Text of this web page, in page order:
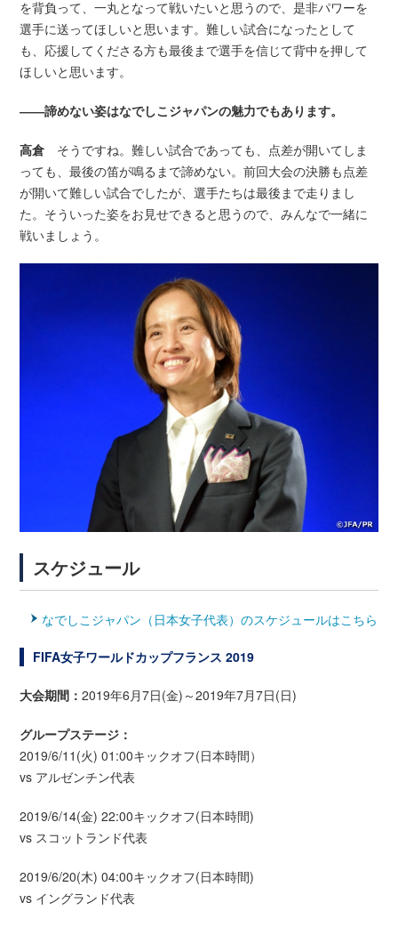
を背負って、一丸となって戦いたいと思うので、是非パワーを
選手に送ってほしいと思います。難しい試合になったとして
も、応援してくださる方も最後まで選手を信じて背中を押して
ほしいと思います。
――諦めない姿はなでしこジャパンの魅力でもあります。
高倉 そうですね。難しい試合であっても、点差が開いてしま
っても、最後の笛が鳴るまで諦めない。前回大会の決勝も点差
が開いて難しい試合でしたが、選手たちは最後まで走りまし
た。そういった姿をお見せできると思うので、みんなで一緒に
戦いましょう。
スケジュール
なでしこジャパン（日本女子代表）のスケジュールはこちら
FIFA女子ワールドカップフランス 2019
大会期間：2019年6月7日(金)～2019年7月7日(日)
グループステージ：
2019/6/11(火) 01:00キックオフ(日本時間）
vs アルゼンチン代表
2019/6/14(金) 22:00キックオフ(日本時間)
vs スコットランド代表
2019/6/20(木) 04:00キックオフ(日本時間)
vs イングランド代表